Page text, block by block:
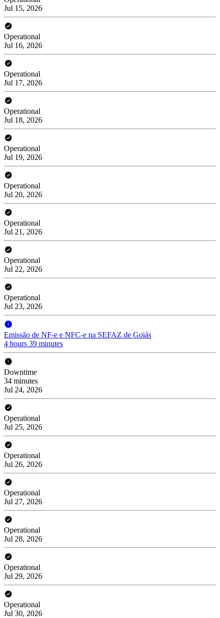
Jul 15, 2026
Operational
Jul 16, 2026
Operational
Jul 17, 2026
Operational
Jul 18, 2026
Operational
Jul 19, 2026
Operational
Jul 20, 2026
Operational
Jul 21, 2026
Operational
Jul 22, 2026
Operational
Jul 23, 2026
Emissão de NF-e e NFC-e na SEFAZ de Goiás
4 hours 39 minutes
Downtime
34 minutes
Jul 24, 2026
Operational
Jul 25, 2026
Operational
Jul 26, 2026
Operational
Jul 27, 2026
Operational
Jul 28, 2026
Operational
Jul 29, 2026
Operational
Jul 30, 2026